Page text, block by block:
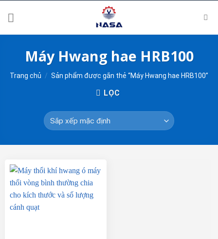
Máy Hwang hae HRB100
Trang chủ / Sản phẩm được gắn thẻ “Máy Hwang hae HRB100”
LỌC